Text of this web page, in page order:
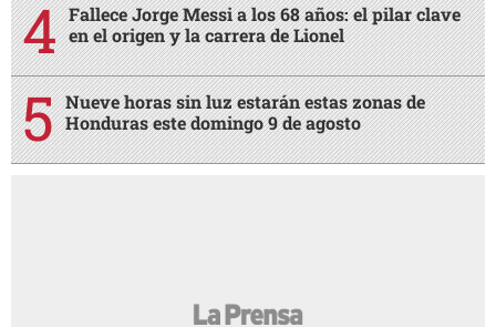
Fallece Jorge Messi a los 68 años: el pilar clave
en el origen y la carrera de Lionel
Nueve horas sin luz estarán estas zonas de
Honduras este domingo 9 de agosto